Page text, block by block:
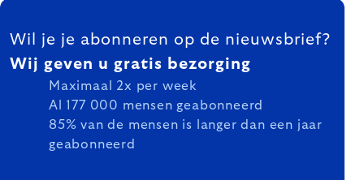
FOOTER
Wil je je abonneren op de nieuwsbrief?
Wij geven u gratis bezorging
Maximaal 2x per week
Al 177 000 mensen geabonneerd
85% van de mensen is langer dan een jaar
geabonneerd